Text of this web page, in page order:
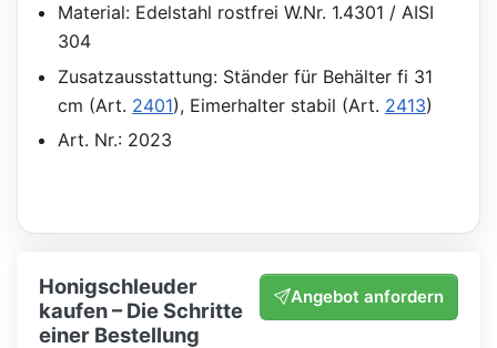
Material: Edelstahl rostfrei W.Nr. 1.4301 / AISI
304
Zusatzausstattung: Ständer für Behälter fi 31
cm (Art. 2401), Eimerhalter stabil (Art. 2413)
Art. Nr.: 2023
Honigschleuder
kaufen – Die Schritte
einer Bestellung
Angebot anfordern